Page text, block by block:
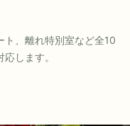
ト、離れ特別室など全10
します。